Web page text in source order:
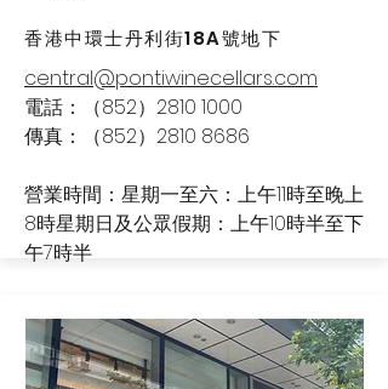
香港中環士丹利街18A號地下
central@pontiwinecellars.com
電話：（852）2810 1000
傳真：（852）2810 8686
營業時間：星期一至六：上午11時至晚上
8時星期日及公眾假期：上午10時半至下
午7時半